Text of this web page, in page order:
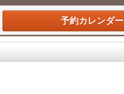
予約カレンダー